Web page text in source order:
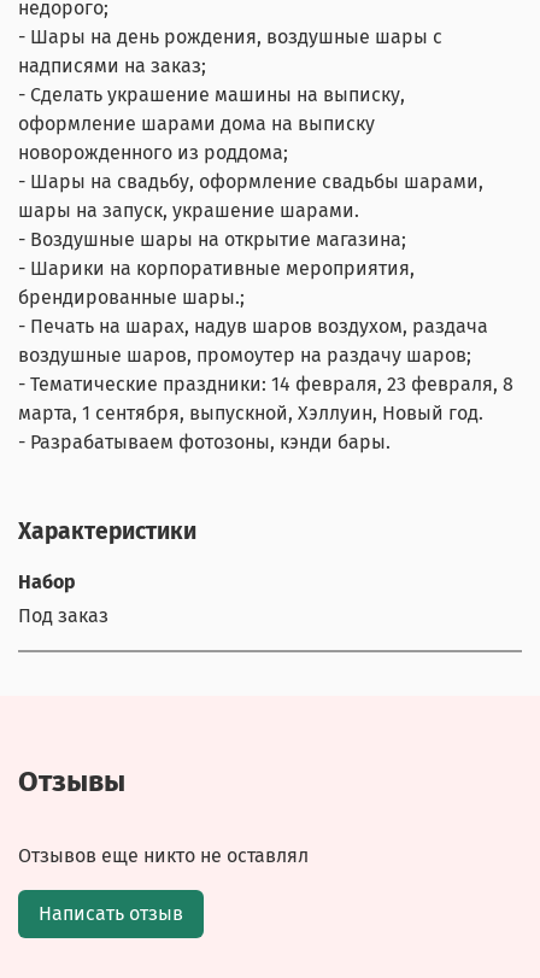
недорого;
- Шары на день рождения, воздушные шары с
надписями на заказ;
- Сделать украшение машины на выписку,
оформление шарами дома на выписку
новорожденного из роддома;
- Шары на свадьбу, оформление свадьбы шарами,
шары на запуск, украшение шарами.
- Воздушные шары на открытие магазина;
- Шарики на корпоративные мероприятия,
брендированные шары.;
- Печать на шарах, надув шаров воздухом, раздача
воздушные шаров, промоутер на раздачу шаров;
- Тематические праздники: 14 февраля, 23 февраля, 8
марта, 1 сентября, выпускной, Хэллуин, Новый год.
- Разрабатываем фотозоны, кэнди бары.
Характеристики
Набор
Под заказ
Отзывы
Отзывов еще никто не оставлял
Написать отзыв